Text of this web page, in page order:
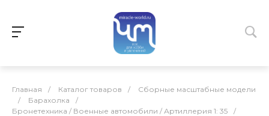
Главная / Каталог товаров /
Сборные масштабные модели
/
Барахолка
/
Бронетехника / Военные автомобили / Артиллерия 1: 35
/